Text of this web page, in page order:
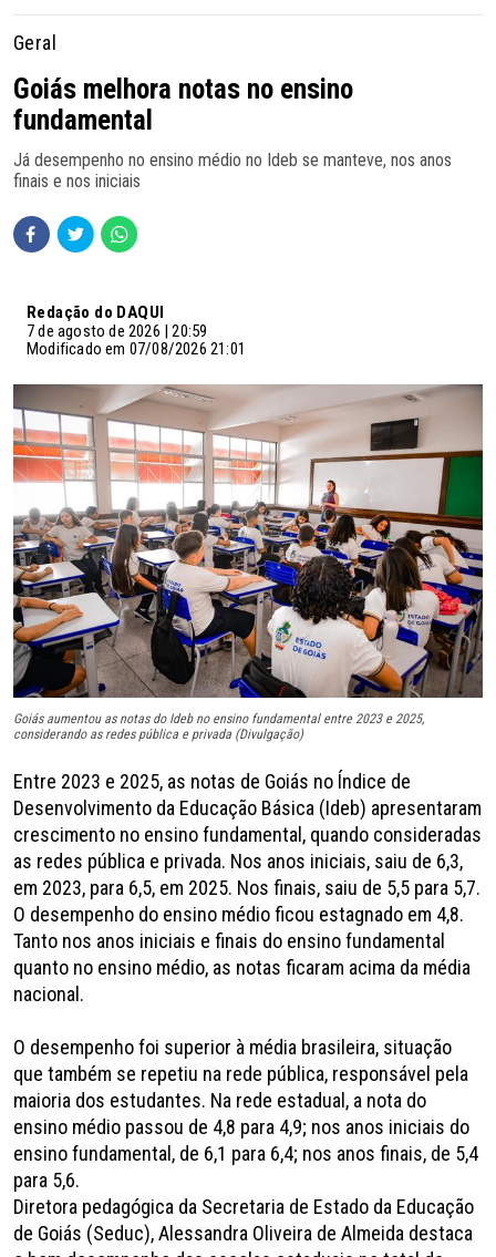
Geral
Goiás melhora notas no ensino
fundamental
Já desempenho no ensino médio no Ideb se manteve, nos anos
finais e nos iniciais
Redação do DAQUI
7 de agosto de 2026 | 20:59
Modificado em 07/08/2026 21:01
Goiás aumentou as notas do Ideb no ensino fundamental entre 2023 e 2025,
considerando as redes pública e privada (Divulgação)
Entre 2023 e 2025, as notas de Goiás no Índice de
Desenvolvimento da Educação Básica (Ideb) apresentaram
crescimento no ensino fundamental, quando consideradas
as redes pública e privada. Nos anos iniciais, saiu de 6,3,
em 2023, para 6,5, em 2025. Nos finais, saiu de 5,5 para 5,7.
O desempenho do ensino médio ficou estagnado em 4,8.
Tanto nos anos iniciais e finais do ensino fundamental
quanto no ensino médio, as notas ficaram acima da média
nacional.
O desempenho foi superior à média brasileira, situação
que também se repetiu na rede pública, responsável pela
maioria dos estudantes. Na rede estadual, a nota do
ensino médio passou de 4,8 para 4,9; nos anos iniciais do
ensino fundamental, de 6,1 para 6,4; nos anos finais, de 5,4
para 5,6.
Diretora pedagógica da Secretaria de Estado da Educação
de Goiás (Seduc), Alessandra Oliveira de Almeida destaca